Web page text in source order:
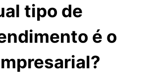
tipo de
é o